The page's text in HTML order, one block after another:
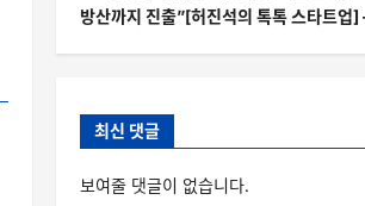
방산까지 진출”[허진석의 톡톡 스타트업]
최신 댓글
보여줄 댓글이 없습니다.